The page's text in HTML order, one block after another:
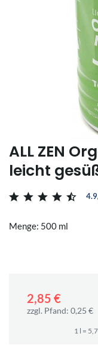
ALL ZEN
leicht
Menge: 500 ml
2,85 €
zzgl. Pfand: 0,25 €
1 l =